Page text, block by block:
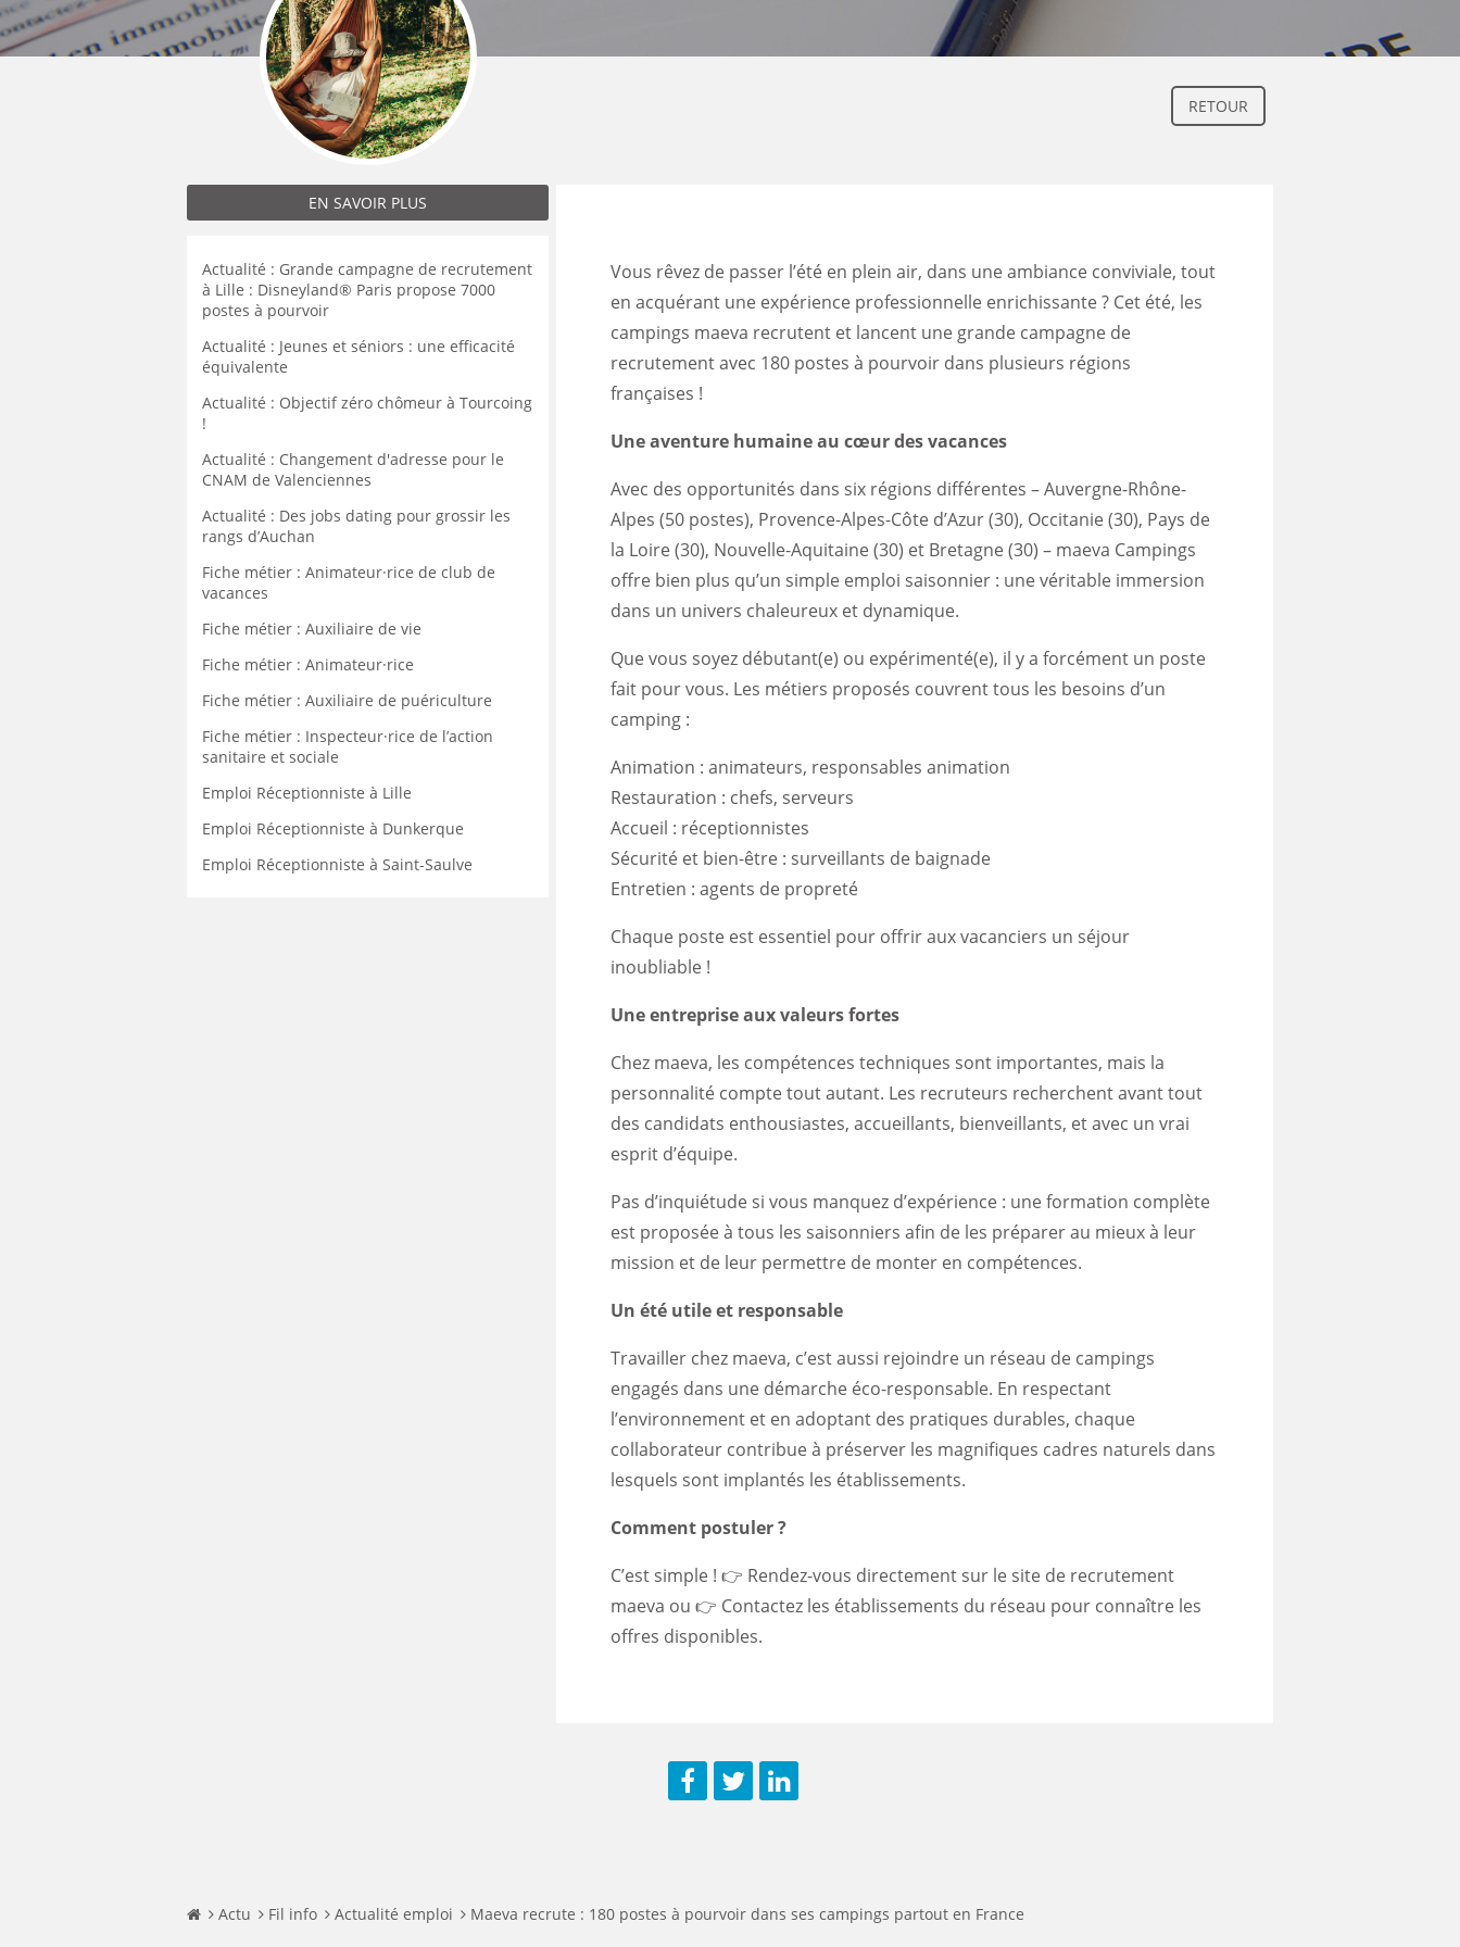
WATTRELOS
MARCQ-EN-BAROEUL
MAUBEUGE
SOISSONS
MÉCANIQUE
MÉTALLURGIE
MÉTIERS DE BOUCHE
OPERATEUR DE PRODUCTION
OPERATEUR RÉGLEUR
PRODUCTION
PRODUCTION / CONDUITE MACHINE
DOUAI
VALENCIENNES
COMPIÈGNE
WATTRELOS
MARCQ-EN-BAROEUL
SOISSONS
LOMME
WATTRELOS
MARCQ-EN-BAROEUL
LENS
MAUBEUGE
LIÉVIN
SOISSONS
LOMME
INSPECTION / CONTRÔLE
JARDINAGE
MÉCANICIEN AUTOMOBILE
MÉTIERS DE BOUCHE
PRÉPARATEUR DE VÉHICULES
RESTAURATION
SCIENCES HUMAINES
RETOUR
Vous rêvez de passer l’été en plein air, dans une ambiance conviviale, tout
en acquérant une expérience professionnelle enrichissante ? Cet été, les
campings maeva recrutent et lancent une grande campagne de
recrutement avec 180 postes à pourvoir dans plusieurs régions
françaises !
Une aventure humaine au cœur des vacances
Avec des opportunités dans six régions différentes – Auvergne-Rhône-
Alpes (50 postes), Provence-Alpes-Côte d’Azur (30), Occitanie (30), Pays de
la Loire (30), Nouvelle-Aquitaine (30) et Bretagne (30) – maeva Campings
offre bien plus qu’un simple emploi saisonnier : une véritable immersion
dans un univers chaleureux et dynamique.
Que vous soyez débutant(e) ou expérimenté(e), il y a forcément un poste
fait pour vous. Les métiers proposés couvrent tous les besoins d’un
camping :
Animation : animateurs, responsables animation
Restauration : chefs, serveurs
Accueil : réceptionnistes
Sécurité et bien-être : surveillants de baignade
Entretien : agents de propreté
Chaque poste est essentiel pour offrir aux vacanciers un séjour
inoubliable !
Une entreprise aux valeurs fortes
Chez maeva, les compétences techniques sont importantes, mais la
personnalité compte tout autant. Les recruteurs recherchent avant tout
des candidats enthousiastes, accueillants, bienveillants, et avec un vrai
esprit d’équipe.
Pas d’inquiétude si vous manquez d’expérience : une formation complète
est proposée à tous les saisonniers afin de les préparer au mieux à leur
mission et de leur permettre de monter en compétences.
Un été utile et responsable
Travailler chez maeva, c’est aussi rejoindre un réseau de campings
engagés dans une démarche éco-responsable. En respectant
l’environnement et en adoptant des pratiques durables, chaque
collaborateur contribue à préserver les magnifiques cadres naturels dans
lesquels sont implantés les établissements.
Comment postuler ?
C’est simple ! 👉 Rendez-vous directement sur le site de recrutement
maeva ou 👉 Contactez les établissements du réseau pour connaître les
offres disponibles.
EN SAVOIR PLUS
Actualité : Grande campagne de recrutement
à Lille : Disneyland® Paris propose 7000
postes à pourvoir
Actualité : Jeunes et séniors : une efficacité
équivalente
Actualité : Objectif zéro chômeur à Tourcoing
!
Actualité : Changement d'adresse pour le
CNAM de Valenciennes
Actualité : Des jobs dating pour grossir les
rangs d’Auchan
Fiche métier : Animateur·rice de club de
vacances
Fiche métier : Auxiliaire de vie
Fiche métier : Animateur·rice
Fiche métier : Auxiliaire de puériculture
Fiche métier : Inspecteur·rice de l’action
sanitaire et sociale
Emploi Réceptionniste à Lille
Emploi Réceptionniste à Dunkerque
Emploi Réceptionniste à Saint-Saulve
Actu Fil info Actualité emploi Maeva recrute : 180 postes à pourvoir dans ses campings partout en France